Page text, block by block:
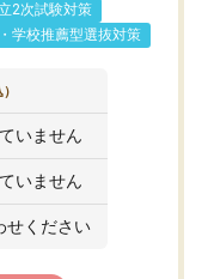
2次試験対策
学校推薦型選抜対策
いません
いません
せください